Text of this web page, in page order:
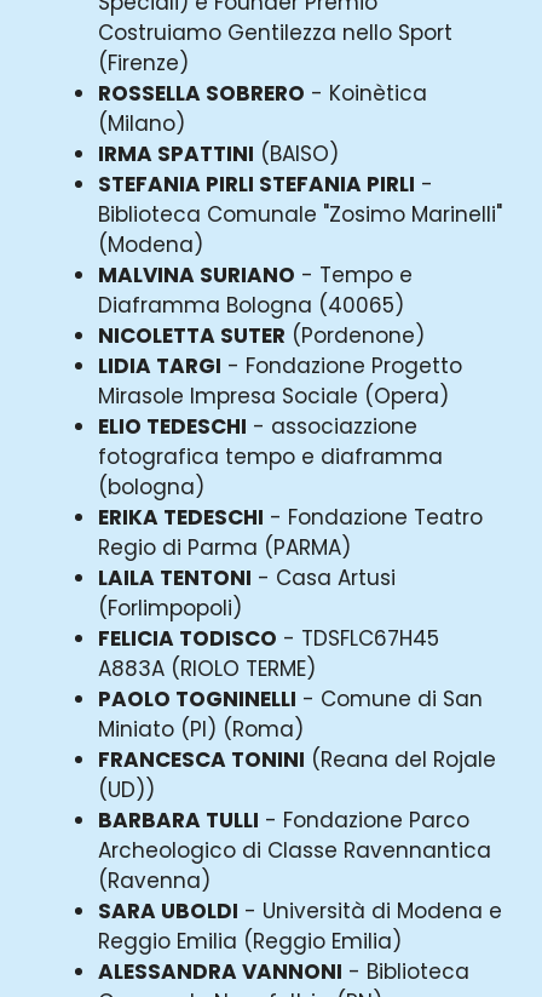
Costruiamo Gentilezza nello Sport
(Firenze)
ROSSELLA SOBRERO - Koinètica
(Milano)
IRMA SPATTINI (BAISO)
STEFANIA PIRLI STEFANIA PIRLI -
Biblioteca Comunale "Zosimo Marinelli"
(Modena)
MALVINA SURIANO - Tempo e
Diaframma Bologna (40065)
NICOLETTA SUTER (Pordenone)
LIDIA TARGI - Fondazione Progetto
Mirasole Impresa Sociale (Opera)
ELIO TEDESCHI - associazzione
fotografica tempo e diaframma
(bologna)
ERIKA TEDESCHI - Fondazione Teatro
Regio di Parma (PARMA)
LAILA TENTONI - Casa Artusi
(Forlimpopoli)
FELICIA TODISCO - TDSFLC67H45
A883A (RIOLO TERME)
PAOLO TOGNINELLI - Comune di San
Miniato (PI) (Roma)
FRANCESCA TONINI (Reana del Rojale
(UD))
BARBARA TULLI - Fondazione Parco
Archeologico di Classe Ravennantica
(Ravenna)
SARA UBOLDI - Università di Modena e
Reggio Emilia (Reggio Emilia)
ALESSANDRA VANNONI - Biblioteca